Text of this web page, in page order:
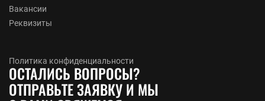
Вакансии
Реквизиты
Политика конфиденциальности
ОСТАЛИСЬ ВОПРОСЫ?
ОТПРАВЬТЕ ЗАЯВКУ И МЫ